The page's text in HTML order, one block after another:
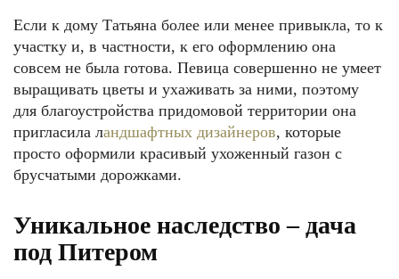
Если к дому Татьяна более или менее привыкла, то к
участку и, в частности, к его оформлению она
совсем не была готова. Певица совершенно не умеет
выращивать цветы и ухаживать за ними, поэтому
для благоустройства придомовой территории она
пригласила ландшафтных дизайнеров, которые
просто оформили красивый ухоженный газон с
брусчатыми дорожками.
Уникальное наследство – дача
под Питером